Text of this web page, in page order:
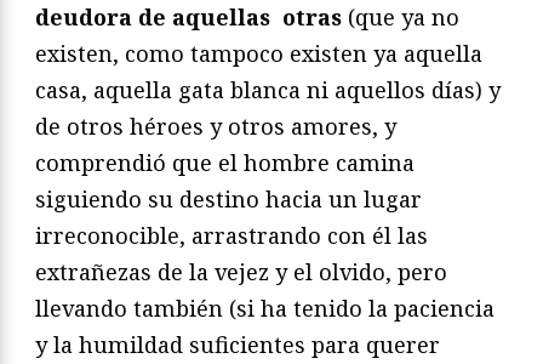
deudora de aquellas otras (que ya no
existen, como tampoco existen ya aquella
casa, aquella gata blanca ni aquellos días) y
de otros héroes y otros amores, y
comprendió que el hombre camina
siguiendo su destino hacia un lugar
irreconocible, arrastrando con él las
extrañezas de la vejez y el olvido, pero
llevando también (si ha tenido la paciencia
y la humildad suficientes para querer